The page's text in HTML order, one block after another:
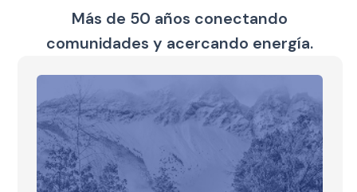
Más de 50 años conectando
comunidades y acercando energía.